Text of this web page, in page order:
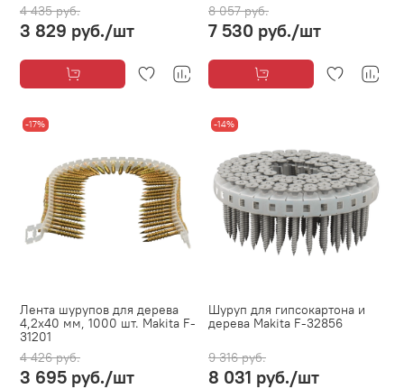
4 435 руб.
3 829 руб./шт
8 057 руб.
7 530 руб./шт
-17%
Лента шурупов для дерева
4,2х40 мм, 1000 шт. Makita F-
31201
4 426 руб.
3 695 руб./шт
-14%
Шуруп для гипсокартона и
дерева Makita F-32856
9 316 руб.
8 031 руб./шт